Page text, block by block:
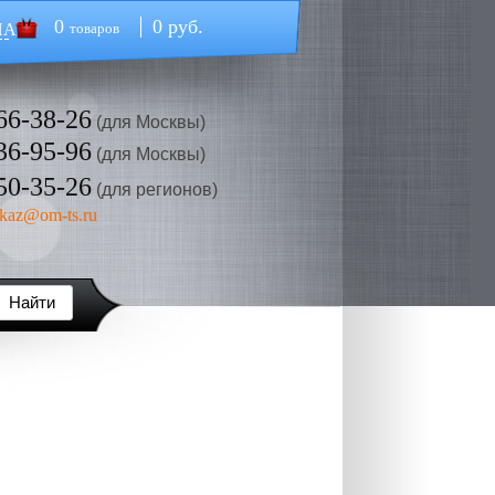
0 товаров 0 руб.
38-26 (для Москвы)
95-96 (для Москвы)
35-26 (для регионов)
ts.ru